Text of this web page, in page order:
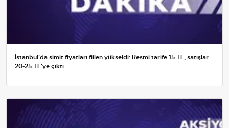
İstanbul'da simit fiyatları fiilen yükseldi: Resmi tarife 15 TL, satışlar
20-25 TL'ye çıktı